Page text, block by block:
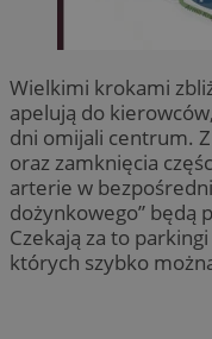
Wielkimi krokami
apelują do
dni omijali centrum.
oraz zamknięcia
arterie w
dożynkowego” będą
Czekają za to
których szybko